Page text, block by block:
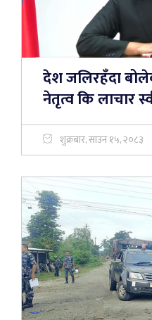
देश जलिरहँदा
नेतृत्व कि लाचार
शुक्रबार, साउन १५, २०८३